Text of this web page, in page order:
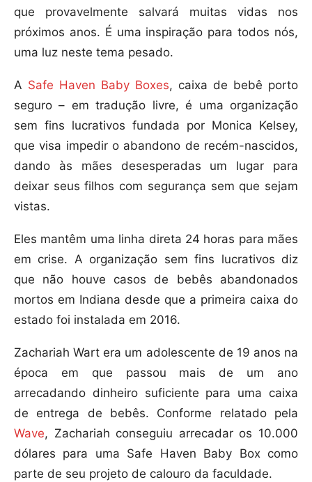
que provavelmente salvará muitas vidas nos
próximos anos. É uma inspiração para todos nós,
uma luz neste tema pesado.
A Safe Haven Baby Boxes, caixa de bebê porto
seguro – em tradução livre, é uma organização
sem fins lucrativos fundada por Monica Kelsey,
que visa impedir o abandono de recém-nascidos,
dando às mães desesperadas um lugar para
deixar seus filhos com segurança sem que sejam
vistas.
Eles mantêm uma linha direta 24 horas para mães
em crise. A organização sem fins lucrativos diz
que não houve casos de bebês abandonados
mortos em Indiana desde que a primeira caixa do
estado foi instalada em 2016.
Zachariah Wart era um adolescente de 19 anos na
época em que passou mais de um ano
arrecadando dinheiro suficiente para uma caixa
de entrega de bebês. Conforme relatado pela
Wave, Zachariah conseguiu arrecadar os 10.000
dólares para uma Safe Haven Baby Box como
parte de seu projeto de calouro da faculdade.